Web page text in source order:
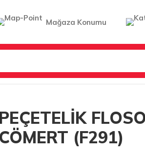
Mağaza Konumu
CÖMERT (F291)
PEÇETELİK
CÖMERT (F291)